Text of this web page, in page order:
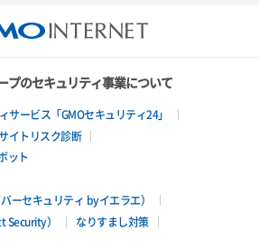
プのセキュリティ事業について
ービス「GMOセキュリティ24」
イトリスク診断
ット
ーセキュリティ byイエラエ）
Security）
なりすまし対策